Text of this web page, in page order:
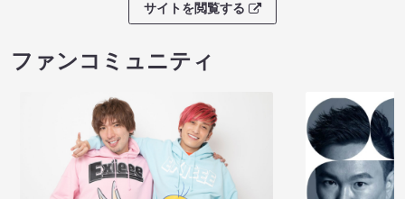
サイトを閲覧する
ファンコミュニティ